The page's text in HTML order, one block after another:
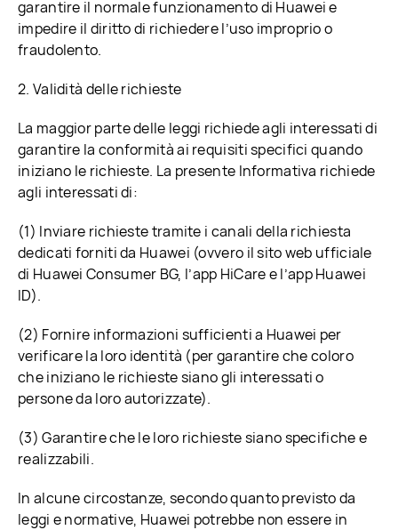
garantire il normale funzionamento di Huawei e
impedire il diritto di richiedere l’uso improprio o
fraudolento.
2. Validità delle richieste
La maggior parte delle leggi richiede agli interessati di
garantire la conformità ai requisiti specifici quando
iniziano le richieste. La presente Informativa richiede
agli interessati di:
(1) Inviare richieste tramite i canali della richiesta
dedicati forniti da Huawei (ovvero il sito web ufficiale
di Huawei Consumer BG, l’app HiCare e l’app Huawei
ID).
(2) Fornire informazioni sufficienti a Huawei per
verificare la loro identità (per garantire che coloro
che iniziano le richieste siano gli interessati o
persone da loro autorizzate).
(3) Garantire che le loro richieste siano specifiche e
realizzabili.
In alcune circostanze, secondo quanto previsto da
leggi e normative, Huawei potrebbe non essere in